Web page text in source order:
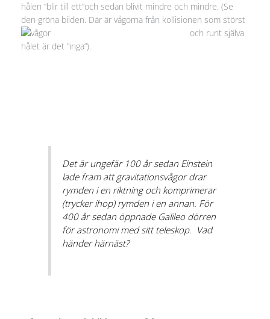
hålen ”blir till ett”och sedan blivit mindre och mindre. (Se
den gröna bilden. Där är vågorna från kollisionen som störst
och runt själva
hålet är det ”inga”).
Det är ungefär 100 år sedan Einstein
lade fram att gravitationsvågor drar
rymden i en riktning och komprimerar
(trycker ihop) rymden i en annan. För
400 år sedan öppnade Galileo dörren
för astronomi med sitt teleskop. Vad
händer härnäst?